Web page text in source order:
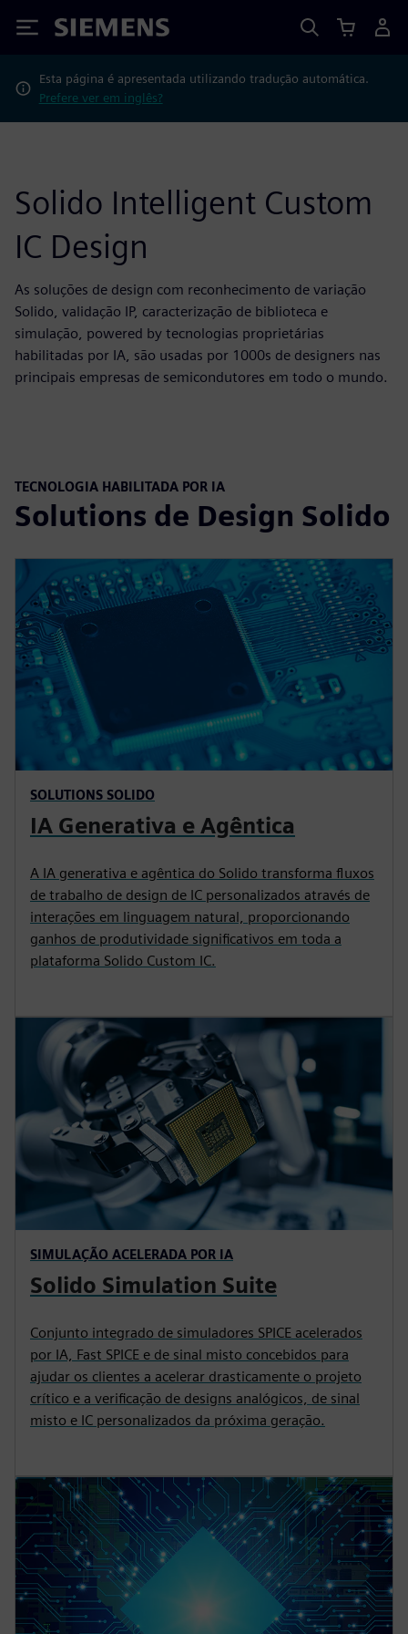
Siemens
Esta página é apresentada utilizando tradução automática.
Prefere ver em inglês?
Solido Intelligent Custom
IC Design
As soluções de design com reconhecimento de variação
Solido, validação IP, caracterização de biblioteca e
simulação, powered by tecnologias proprietárias
habilitadas por IA, são usadas por 1000s de designers nas
principais empresas de semicondutores em todo o mundo.
TECNOLOGIA HABILITADA POR IA
Solutions de Design Solido
SOLUTIONS SOLIDO
IA Generativa e Agêntica
A IA generativa e agêntica do Solido transforma fluxos
de trabalho de design de IC personalizados através de
interações em linguagem natural, proporcionando
ganhos de produtividade significativos em toda a
plataforma Solido Custom IC.
SIMULAÇÃO ACELERADA POR IA
Solido Simulation Suite
Conjunto integrado de simuladores SPICE acelerados
por IA, Fast SPICE e de sinal misto concebidos para
ajudar os clientes a acelerar drasticamente o projeto
crítico e a verificação de designs analógicos, de sinal
misto e IC personalizados da próxima geração.